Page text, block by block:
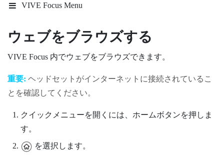
VIVE Focus Menu
ウェブをブラウズする
VIVE Focus 内でウェブをブラウズできます。
重要: ヘッドセットがインターネットに接続されているこ
とを確認してください。
クイックメニューを開くには、 ホームボタンを押しま
す。
を選択します。